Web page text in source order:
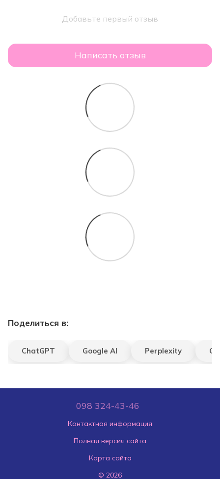
Добавьте первый отзыв
Написать отзыв
Поделиться в:
ChatGPT Google AI Perplexity
098 324-43-46
Контактная информация
Полная версия сайта
Карта сайта
© 2026